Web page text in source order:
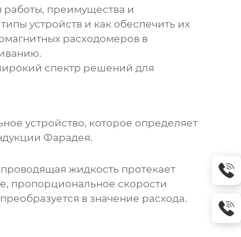
работы, преимущества и
устройств и как обеспечить их
расходомеровв
спектр решений для
устройство, которое определяет
Фарадея.
жидкость протекает
пропорциональное скорости
в значение расхода.